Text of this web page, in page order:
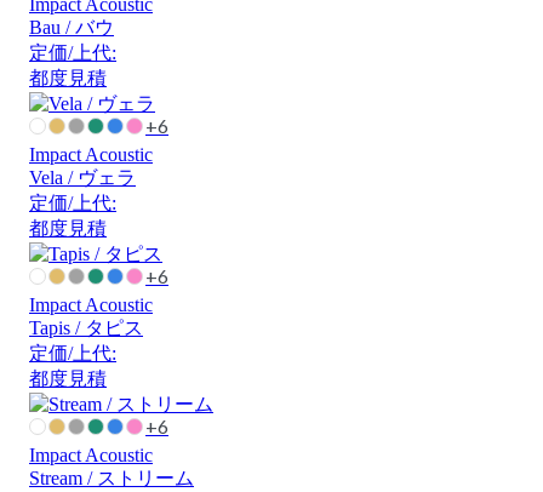
Impact Acoustic
Bau / バウ
定価/上代:
都度見積
+6
Impact Acoustic
Vela / ヴェラ
定価/上代:
都度見積
+6
Impact Acoustic
Tapis / タピス
定価/上代:
都度見積
+6
Impact Acoustic
Stream / ストリーム